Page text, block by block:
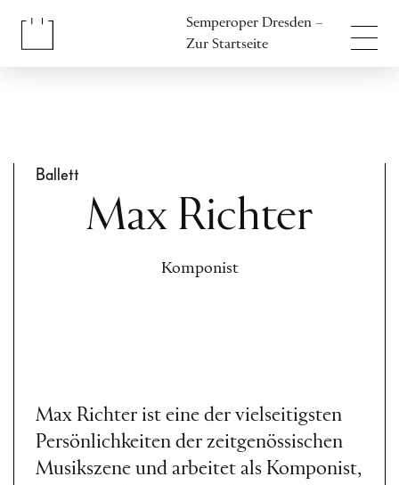
Semperoper Dresden –
Zur Startseite
Ballett
Max Richter
Komponist
Max Richter ist eine der vielseitigsten
Persönlichkeiten der zeitgenössischen
Musikszene und arbeitet als Komponist,